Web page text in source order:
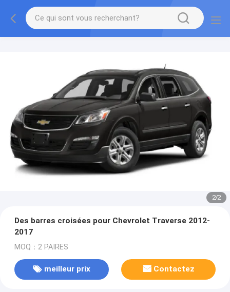
2/2
Des barres croisées pour Chevrolet Traverse 2012-
2017
MOQ：2 PAIRES
meilleur prix Contactez